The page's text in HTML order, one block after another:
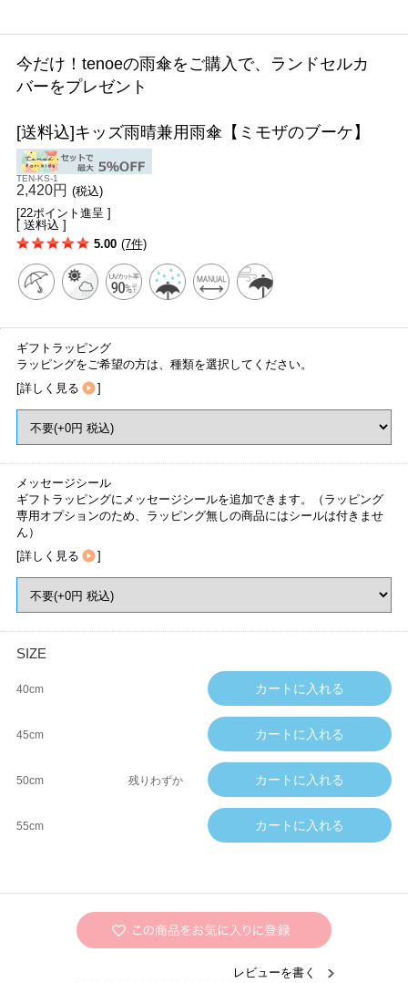
今だけ！tenoeの雨傘をご購入で、ランドセルカ
バーをプレゼント
[送料込]キッズ雨晴兼用雨傘【ミモザのブーケ】
TEN-KS-1
2,420円 (税込)
[22ポイント進呈 ]
[ 送料込 ]
5.00 (7件)
ギフトラッピング
ラッピングをご希望の方は、種類を選択してください。
[詳しく見る ]
メッセージシール
ギフトラッピングにメッセージシールを追加できます。（ラッピング
専用オプションのため、ラッピング無しの商品にはシールは付きませ
ん）
[詳しく見る ]
SIZE
40cm
45cm
50cm 残りわずか
55cm
レビューを書く